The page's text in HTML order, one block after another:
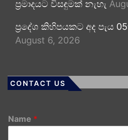
ප්‍රමාදයට විසඳුමක් නැහැ
ප්‍රදේශ කිහිපයකට අද පැය
August 6, 2026
CONTACT US
Name *